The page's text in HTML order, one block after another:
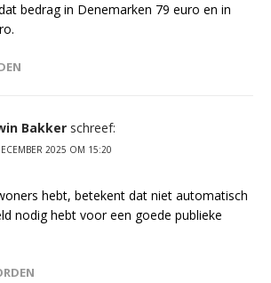
bedrag in Denemarken 79 euro en in
Bakker schreef:
2025 OM 15:20
hebt, betekent dat niet automatisch
nodig hebt voor een goede publieke